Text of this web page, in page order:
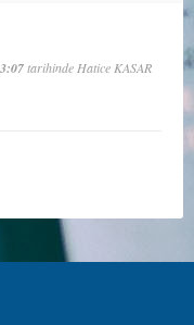
tarihinde Hatice KASAR